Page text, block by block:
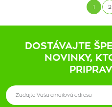
1 2
DOSTÁVAJTE
NOVINKY,